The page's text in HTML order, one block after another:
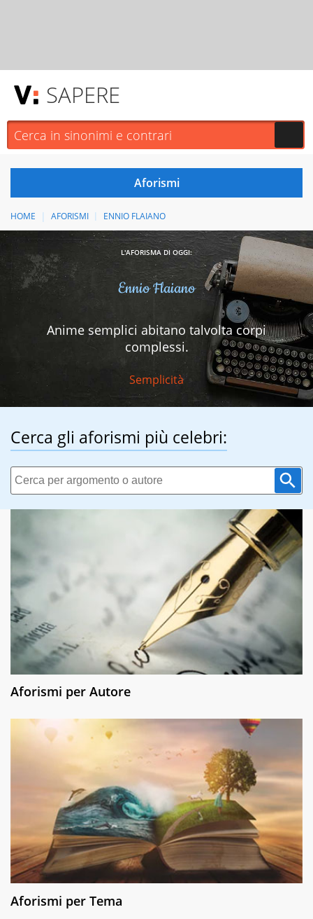
SAPERE
HOME AFORISMI ENNIO FLAIANO
L'AFORISMA DI OGGI:
Ennio Flaiano
Anime semplici abitano talvolta corpi
complessi.
Semplicità
Cerca gli aforismi più celebri:
Aforismi per Autore
Aforismi per Tema